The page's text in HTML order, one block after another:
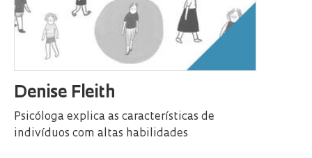
Denise Fleith
Psicóloga explica as características de
indivíduos com altas habilidades